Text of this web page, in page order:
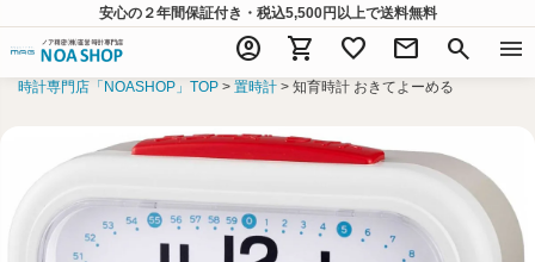
安心の２年間保証付き・税込5,500円以上で送料無料
account_circle shopping_cart favorite mail search menu
時計専門店「NOASHOP」TOP 置時計 知育時計 おきてよーめる